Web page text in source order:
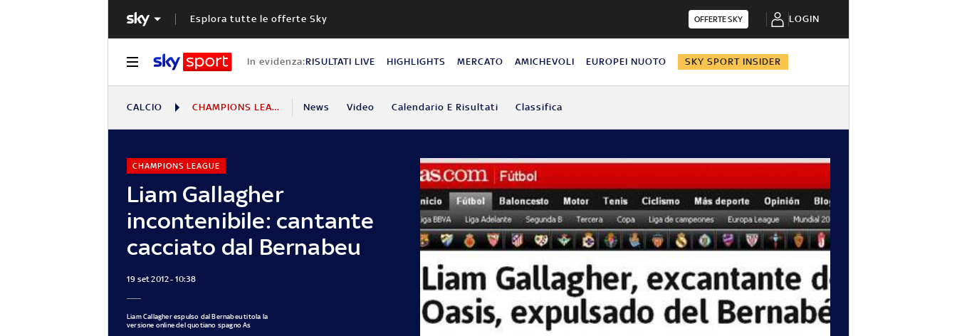
Esplora tutte le offerte Sky OFFERTE SKY LOGIN
In evidenza:RISULTATI LIVE HIGHLIGHTS MERCATO AMICHEVOLI EUROPEI NUOTO SKY SPORT INSIDER
CALCIO CHAMPIONS LEAGUE News Video Calendario E Risultati Classifica
Liam Gallagher
incontenibile: cantante
cacciato dal Bernabeu
CHAMPIONS LEAGUE
19 set 2012 - 10:38
Liam Callagher espulso dal Bernabeu titola la
versione online del quotiano spagno As